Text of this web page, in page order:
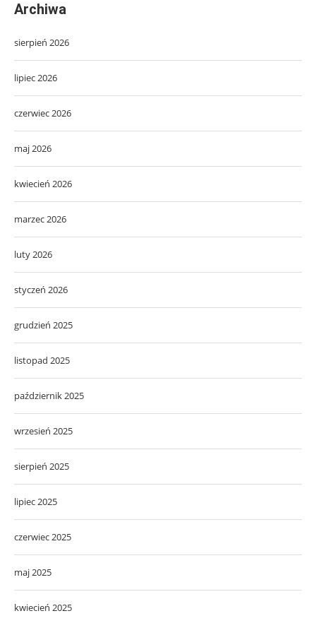
Archiwa
sierpień 2026
lipiec 2026
czerwiec 2026
maj 2026
kwiecień 2026
marzec 2026
luty 2026
styczeń 2026
grudzień 2025
listopad 2025
październik 2025
wrzesień 2025
sierpień 2025
lipiec 2025
czerwiec 2025
maj 2025
kwiecień 2025